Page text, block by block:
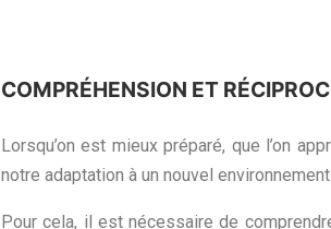
COMPRÉHENSION ET
Lorsqu’on est mieux préparé, que l’on
notre adaptation à un nouvel
Pour cela, il est nécessaire de